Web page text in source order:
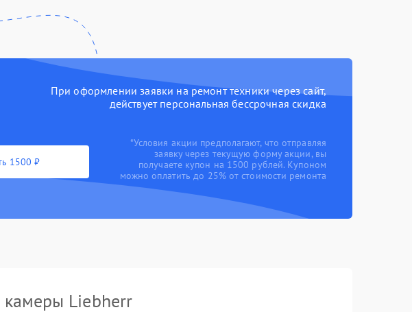
При оформлении заявки на ремонт техники через сайт,
действует персональная бессрочная скидка
1500 ₽
*Условия акции предполагают, что отправляя
заявку через текущую форму акции, вы
получаете купон на 1500 рублей. Купоном
можно оплатить до 25% от стоимости ремонта
камеры Liebherr